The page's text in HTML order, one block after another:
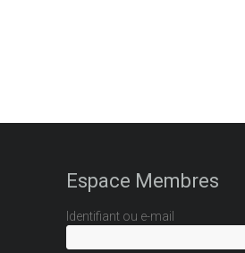
Espace Membres
Identifiant ou e-mail